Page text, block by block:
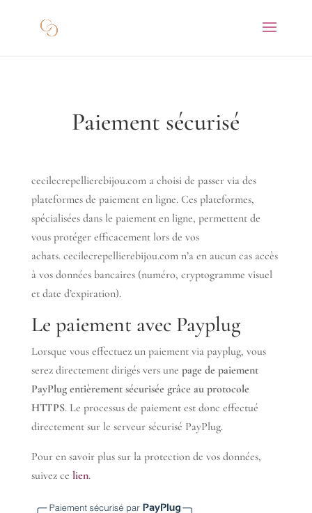
Paiement sécurisé
cecilecrepellierebijou.com a choisi de passer via des
plateformes de paiement en ligne. Ces plateformes,
spécialisées dans le paiement en ligne, permettent de
vous protéger efficacement lors de vos
achats. cecilecrepellierebijou.com n’a en aucun cas accès
à vos données bancaires (numéro, cryptogramme visuel
et date d’expiration).
Le paiement avec Payplug
Lorsque vous effectuez un paiement via payplug, vous
serez directement dirigés vers une page de paiement
PayPlug entièrement sécurisée grâce au protocole
HTTPS. Le processus de paiement est donc effectué
directement sur le serveur sécurisé PayPlug.
Pour en savoir plus sur la protection de vos données,
suivez ce lien.